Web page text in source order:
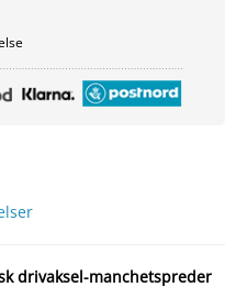
drivaksel-manchetspreder